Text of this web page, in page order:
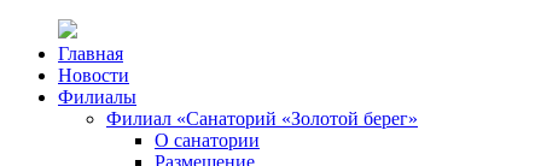
Главная
Новости
Филиалы
Филиал «Санаторий «Золотой берег»
О санатории
Размещение